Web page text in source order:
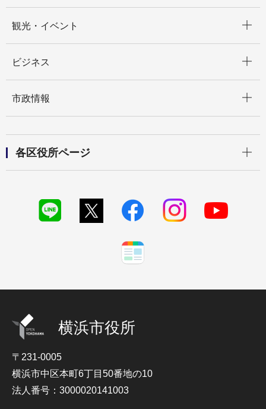
観光・イベント
ビジネス
市政情報
各区役所ページ
横浜市役所
〒231-0005
横浜市中区本町6丁目50番地の10
法人番号：3000020141003